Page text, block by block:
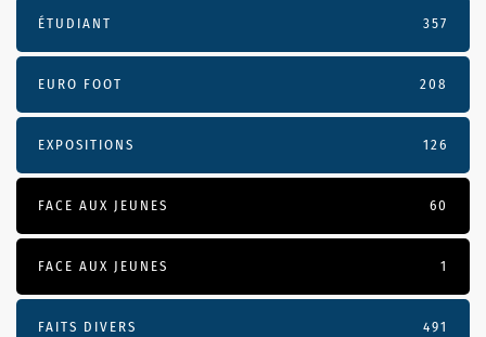
ÉTUDIANT 357
EURO FOOT 208
EXPOSITIONS 126
FACE AUX JEUNES 60
FACE AUX JEUNES 1
FAITS DIVERS 491